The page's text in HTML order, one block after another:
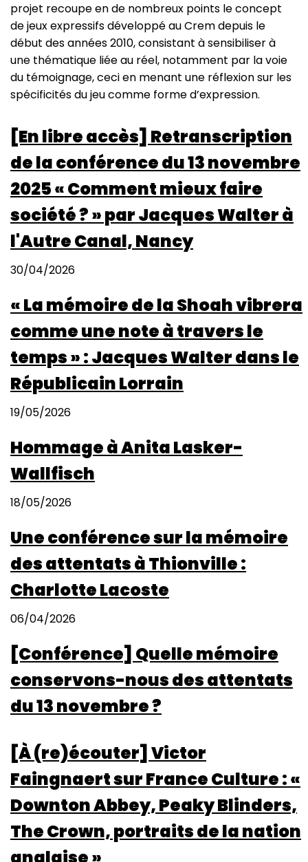
projet recoupe en de nombreux points le concept
de jeux expressifs développé au Crem depuis le
début des années 2010, consistant à sensibiliser à
une thématique liée au réel, notamment par la voie
du témoignage, ceci en menant une réflexion sur les
spécificités du jeu comme forme d’expression.
[En libre accès] Retranscription
de la conférence du 13 novembre
2025 « Comment mieux faire
société ? » par Jacques Walter à
l'Autre Canal, Nancy
30/04/2026
« La mémoire de la Shoah vibrera
comme une note à travers le
temps » : Jacques Walter dans le
Républicain Lorrain
19/05/2026
Hommage à Anita Lasker-
Wallfisch
18/05/2026
Une conférence sur la mémoire
des attentats à Thionville :
Charlotte Lacoste
06/04/2026
[Conférence] Quelle mémoire
conservons-nous des attentats
du 13 novembre ?
[À (re)écouter] Victor
Faingnaert sur France Culture : «
Downton Abbey, Peaky Blinders,
The Crown, portraits de la nation